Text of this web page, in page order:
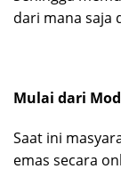
dari mana saja
Mulai dari
Saat ini
emas secara